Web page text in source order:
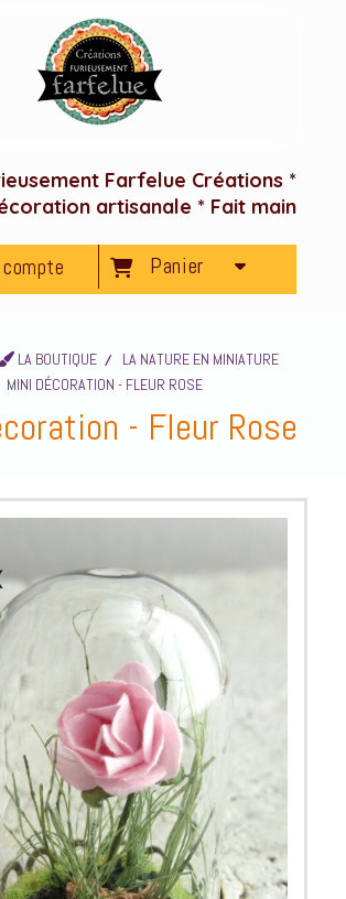
Farfelue Créations *
artisanale * Fait main
compte Panier
LA BOUTIQUE
LA NATURE EN MINIATURE
MINI DÉCORATION - FLEUR ROSE
- Fleur Rose